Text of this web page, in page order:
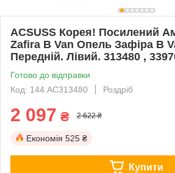
ACSUSS Корея! Посилений
Zafira B Van Опель Зафіра B
Передній. Лівий. 313480 ,
Готово до відправки
Код: 144.AC313480
Роздріб
2 097 ₴ 2 622 ₴
Економія 525 ₴
Купити